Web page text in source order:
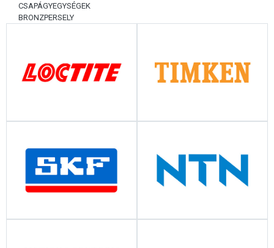
CSAPÁGYEGYSÉGEK
BRONZPERSELY